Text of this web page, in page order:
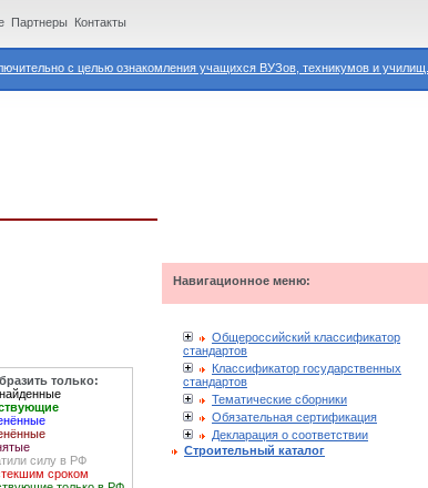
с целью ознакомления учащихся ВУЗов, техникумов и училищ.
Партнеры Контакты
только:
силу в РФ
сроком
Навигационное меню:
Общероссийский классификатор
стандартов
Классификатор государственных
стандартов
Тематические сборники
Обязательная сертификация
Декларация о соответствии
Строительный каталог